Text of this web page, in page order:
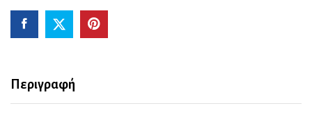
πτώσεις
έως
–
iPhone
14
Περιγραφή